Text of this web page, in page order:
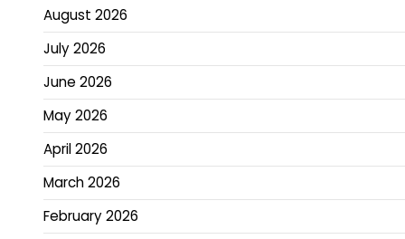
August 2026
July 2026
June 2026
May 2026
April 2026
March 2026
February 2026